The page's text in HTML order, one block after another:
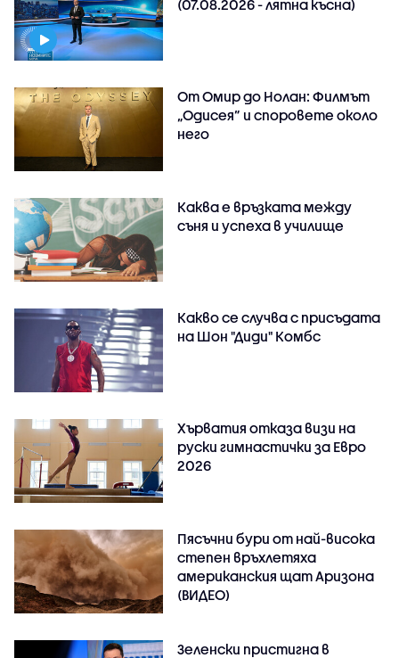
(07.08.2026 - лятна късна)
От Омир до Нолан: Филмът
„Одисея” и споровете около
него
Каква е връзката между
съня и успеха в училище
Какво се случва с присъдата
на Шон "Диди" Комбс
Хърватия отказа визи на
руски гимнастички за Евро
2026
Пясъчни бури от най-висока
степен връхлетяха
американския щат Аризона
(ВИДЕО)
Зеленски пристигна в